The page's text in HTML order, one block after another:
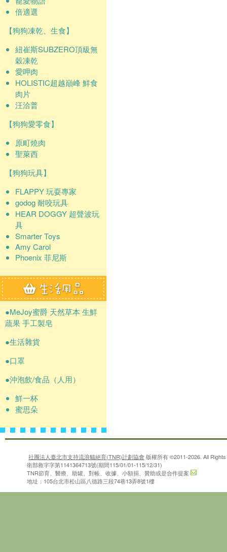
倍適選
【狗狗凍乾、生食】
紐崔斯SUBZERO頂級無
穀凍乾
愛呷肉
HOLISTIC超越巔峰 鮮食
肉片
汪洽普
【狗狗愛零食】
原町燒肉
聖萊西
【狗狗玩具】
FLAPPY 玩耍專家
godog 耐咬玩具
HEAR DOGGY 超聲波玩
具
Smarter Toys
Amy Carol
Phoenix 菲尼斯
●MeJoy蜜爵 天然草本 生鮮
蔬果 手工製皂
●生活雜貨
●口罩
●沖泡飲/食品（人用）
鮮一杯
蜜思朵
社團法人臺北市支持流浪貓絕育(TNR)計劃協會 版權所有 ©2011-2026. All
衛部救字字第1141364713號(期間115/01/01-115/12/31)
TNR節育、醫療、助罐、對帳、收據、小額捐、贊助或是合作提案
地址：105台北市松山區八德路三段74巷13弄8號1樓